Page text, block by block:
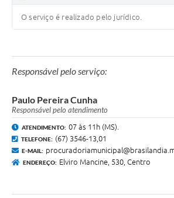
O serviço é realizado pelo jurídico.
Responsável pelo serviço:
Paulo Pereira Cunha
Responsável pelo atendimento
ATENDIMENTO: 07 às 11h (MS).
TELEFONE: (67) 3546-13,01
E-MAIL:
ENDEREÇO: Elviro Mancine, 530, Centro